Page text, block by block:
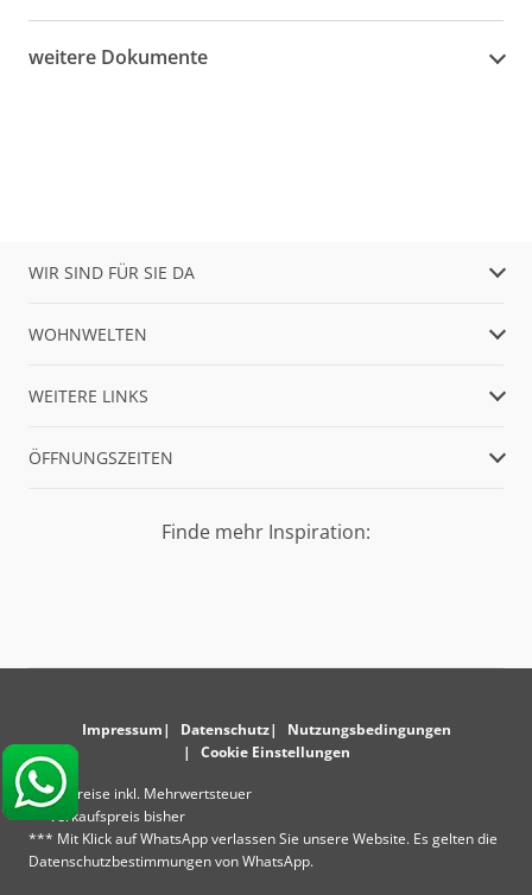
weitere Dokumente
WIR SIND FÜR SIE DA
WOHNWELTEN
WEITERE LINKS
ÖFFNUNGSZEITEN
Finde mehr Inspiration:
Impressum Datenschutz
Nutzungsbedingungen
Cookie Einstellungen
* Alle Preise inkl. Mehrwertsteuer
** Verkaufspreis bisher
*** Mit Klick auf WhatsApp verlassen Sie unsere Website. Es gelten die
Datenschutzbestimmungen von WhatsApp.